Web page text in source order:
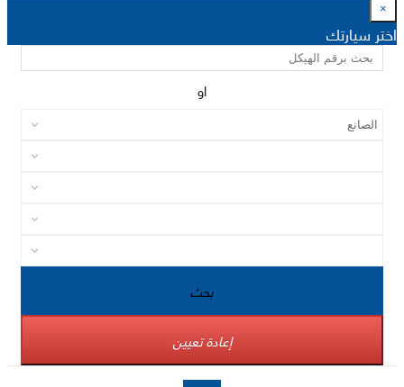
×
اختر سيارتك
او
بحث
إعادة تعيين